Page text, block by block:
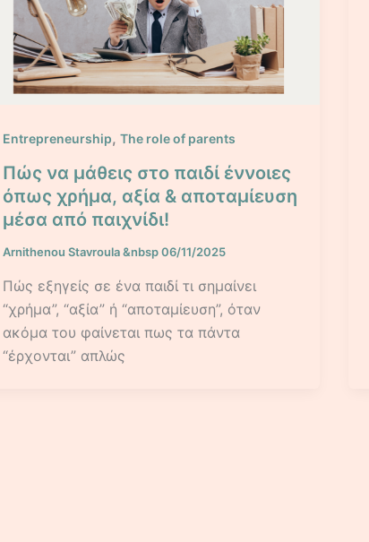
Entrepreneurship, The role of parents
Πώς να μάθεις στο παιδί έννοιες
όπως χρήμα, αξία & αποταμίευση
μέσα από παιχνίδι!
Arnithenou Stavroula&nbsp06/11/2025
Πώς εξηγείς σε ένα παιδί τι σημαίνει
“χρήμα”, “αξία” ή “αποταμίευση”, όταν
ακόμα του φαίνεται πως τα πάντα
“έρχονται” απλώς